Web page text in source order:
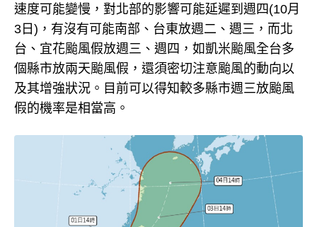
速度可能變慢，對北部的影響可能延遲到週四(10月
3日)，有沒有可能南部、台東放週二、週三，而北
台、宜花颱風假放週三、週四，如凱米颱風全台多
個縣市放兩天颱風假，還須密切注意颱風的動向以
及其增強狀況。目前可以得知較多縣市週三放颱風
假的機率是相當高。